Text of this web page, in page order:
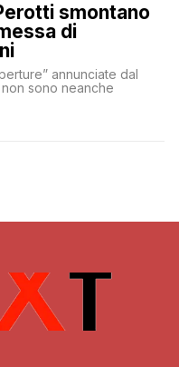
smontano
di
annunciate dal
sono neanche